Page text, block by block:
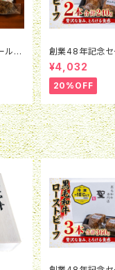
！
牛ロ
ト
)
創業48年記念セ
【数量限定】 黒
ーストビーフ
2本セット(冷凍)
¥4,032
20%OFF